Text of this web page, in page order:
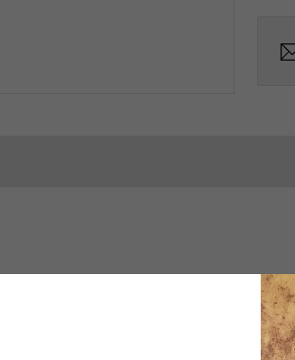
oceli s čepelí 70mm a zoubkovaným ostřím.